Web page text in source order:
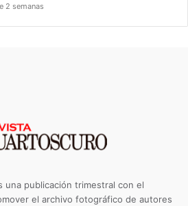
2 semanas
una publicación trimestral con el
el archivo fotográfico de autores